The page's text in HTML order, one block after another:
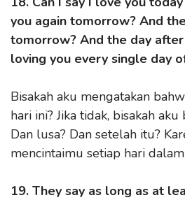
you again tomorrow? And
tomorrow? And the day after
loving you every single day
Bisakah aku mengatakan
hari ini? Jika tidak, bisakah
Dan lusa? Dan setelah itu?
mencintaimu setiap hari
19. They say as long as at